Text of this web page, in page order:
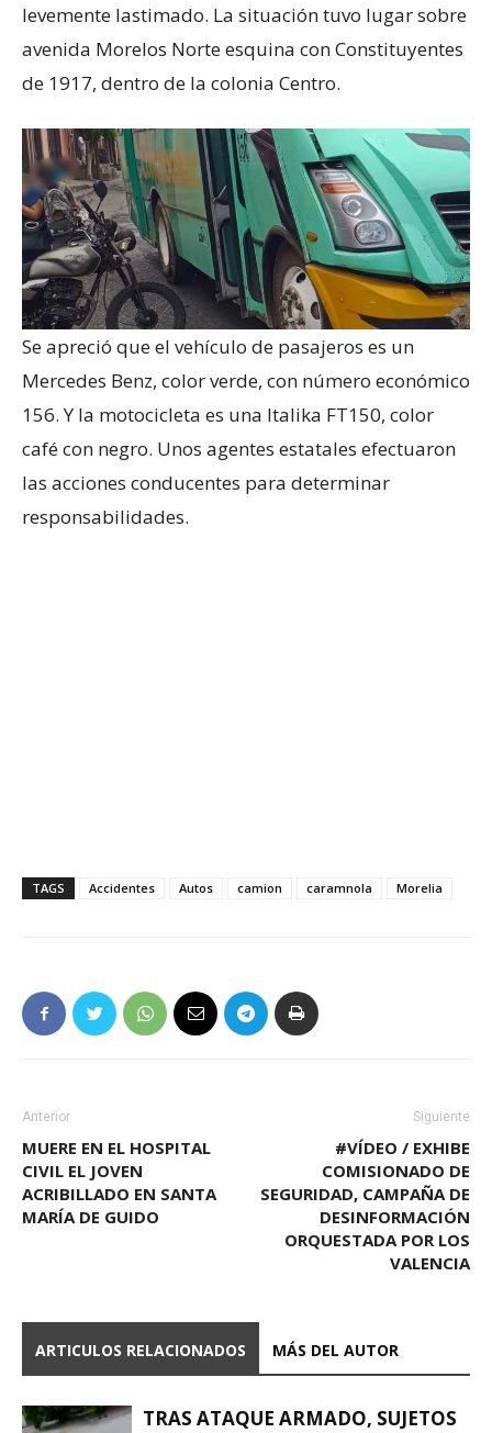
levemente lastimado. La situación tuvo lugar sobre
avenida Morelos Norte esquina con Constituyentes
de 1917, dentro de la colonia Centro.
Se apreció que el vehículo de pasajeros es un
Mercedes Benz, color verde, con número económico
156. Y la motocicleta es una Italika FT150, color
café con negro. Unos agentes estatales efectuaron
las acciones conducentes para determinar
responsabilidades.
TAGS Accidentes Autos camion caramnola Morelia
Anterior
MUERE EN EL HOSPITAL
CIVIL EL JOVEN
ACRIBILLADO EN SANTA
MARÍA DE GUIDO
Siguiente
#VÍDEO / EXHIBE
COMISIONADO DE
SEGURIDAD, CAMPAÑA DE
DESINFORMACIÓN
ORQUESTADA POR LOS
VALENCIA
ARTICULOS RELACIONADOS MÁS DEL AUTOR
TRAS ATAQUE ARMADO, SUJETOS